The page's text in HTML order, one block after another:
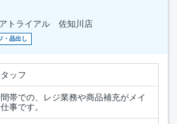
トライアル 佐知川店
・品出し
ッフ
帯での、レジ業務や商品補充がメイ
事です。